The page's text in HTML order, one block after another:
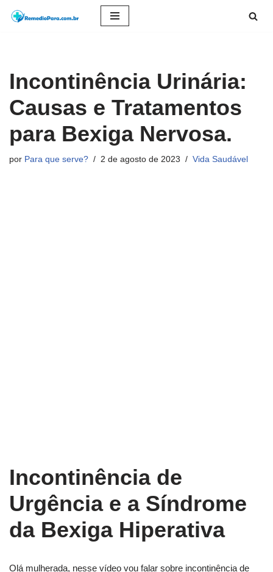
conteúdo
Incontinência Urinária:
Causas e Tratamentos
para Bexiga Nervosa.
por Para que serve? 2 de agosto de 2023 Vida Saudável
Incontinência de
Urgência e a Síndrome
da Bexiga Hiperativa
Olá mulherada, nesse vídeo vou falar sobre incontinência de